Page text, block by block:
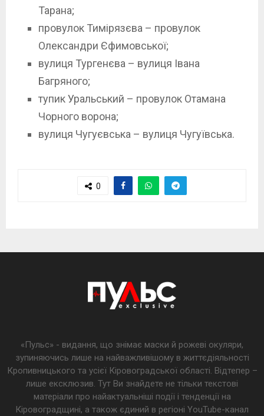
Тарана;
провулок Тимірязєва – провулок
Олександри Єфимовської;
вулиця Тургенєва – вулиця Івана
Багряного;
тупик Уральський – провулок Отамана
Чорного ворона;
вулиця Чугуєвська – вулиця Чугуївська.
0
«Пульс» - видання, що знімає маски й рожеві окуляри,
зупиняючись лише на найважливішому в життєдіяльності
Кропивницького та усієї Кіровоградської області. Відтепер –
лише ексклюзив. Тут Ви знайдете не тільки текстові
матеріали про найактуальніші події і тенденції на
Кіровоградщині, а також єдиний в регіоні YouTube-канал